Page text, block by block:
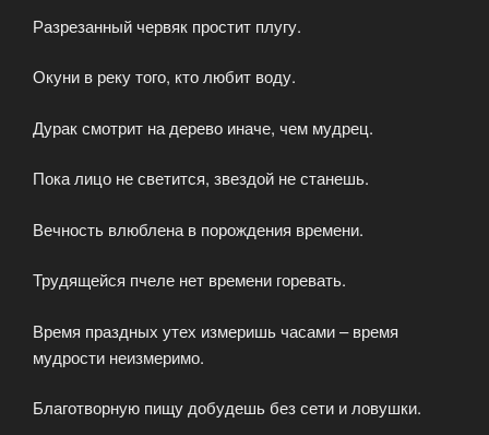
Разрезанный червяк простит плугу.
Окуни в реку того, кто любит воду.
Дурак смотрит на дерево иначе, чем мудрец.
Пока лицо не светится, звездой не станешь.
Вечность влюблена в порождения времени.
Трудящейся пчеле нет времени горевать.
Время праздных утех измеришь часами – время
мудрости неизмеримо.
Благотворную пищу добудешь без сети и ловушки.